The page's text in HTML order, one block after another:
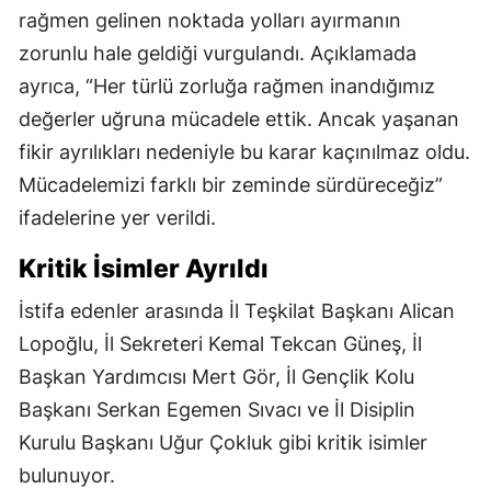
rağmen gelinen noktada yolları ayırmanın
zorunlu hale geldiği vurgulandı. Açıklamada
ayrıca, “Her türlü zorluğa rağmen inandığımız
değerler uğruna mücadele ettik. Ancak yaşanan
fikir ayrılıkları nedeniyle bu karar kaçınılmaz oldu.
Mücadelemizi farklı bir zeminde sürdüreceğiz”
ifadelerine yer verildi.
Kritik İsimler Ayrıldı
İstifa edenler arasında İl Teşkilat Başkanı Alican
Lopoğlu, İl Sekreteri Kemal Tekcan Güneş, İl
Başkan Yardımcısı Mert Gör, İl Gençlik Kolu
Başkanı Serkan Egemen Sıvacı ve İl Disiplin
Kurulu Başkanı Uğur Çokluk gibi kritik isimler
bulunuyor.